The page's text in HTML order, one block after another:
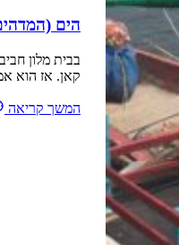
הים
בבית מלון
קאן. אז הוא
לפני יותר
המשך קריאה